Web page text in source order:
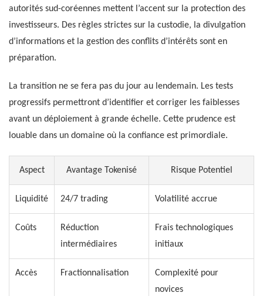
autorités sud-coréennes mettent l’accent sur la protection des
investisseurs. Des règles strictes sur la custodie, la divulgation
d’informations et la gestion des conflits d’intérêts sont en
préparation.
La transition ne se fera pas du jour au lendemain. Les tests
progressifs permettront d’identifier et corriger les faiblesses
avant un déploiement à grande échelle. Cette prudence est
louable dans un domaine où la confiance est primordiale.
Aspect Avantage Tokenisé Risque Potentiel
Liquidité 24/7 trading Volatilité accrue
Coûts
Réduction
intermédiaires
Frais technologiques
initiaux
Accès Fractionnalisation
Complexité pour
novices